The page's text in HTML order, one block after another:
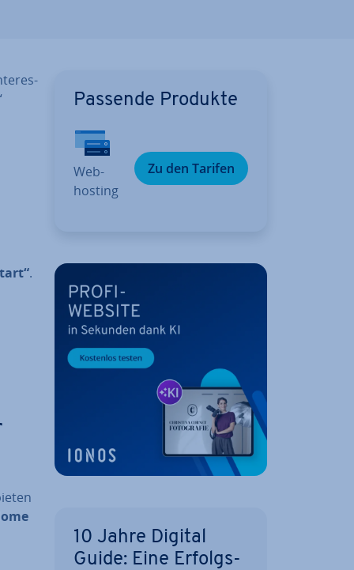
.
Passende Produkte
Web­
hos­ting
Zu den Tarifen
10 Jahre Digital
Guide: Eine Er­folgs­